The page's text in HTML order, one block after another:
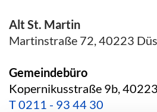
Alt St. Martin
Martinstraße 72, 40223
Gemeindebüro
Kopernikusstraße 9b,
T0211 - 93 44 30